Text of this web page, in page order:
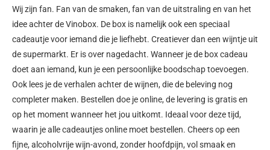
Wij zijn fan. Fan van de smaken, fan van de uitstraling en van het
idee achter de Vinobox. De box is namelijk ook een speciaal
cadeautje voor iemand die je liefhebt. Creatiever dan een wijntje uit
de supermarkt. Er is over nagedacht. Wanneer je de box cadeau
doet aan iemand, kun je een persoonlijke boodschap toevoegen.
Ook lees je de verhalen achter de wijnen, die de beleving nog
completer maken. Bestellen doe je online, de levering is gratis en
op het moment wanneer het jou uitkomt. Ideaal voor deze tijd,
waarin je alle cadeautjes online moet bestellen. Cheers op een
fijne, alcoholvrije wijn-avond, zonder hoofdpijn, vol smaak en